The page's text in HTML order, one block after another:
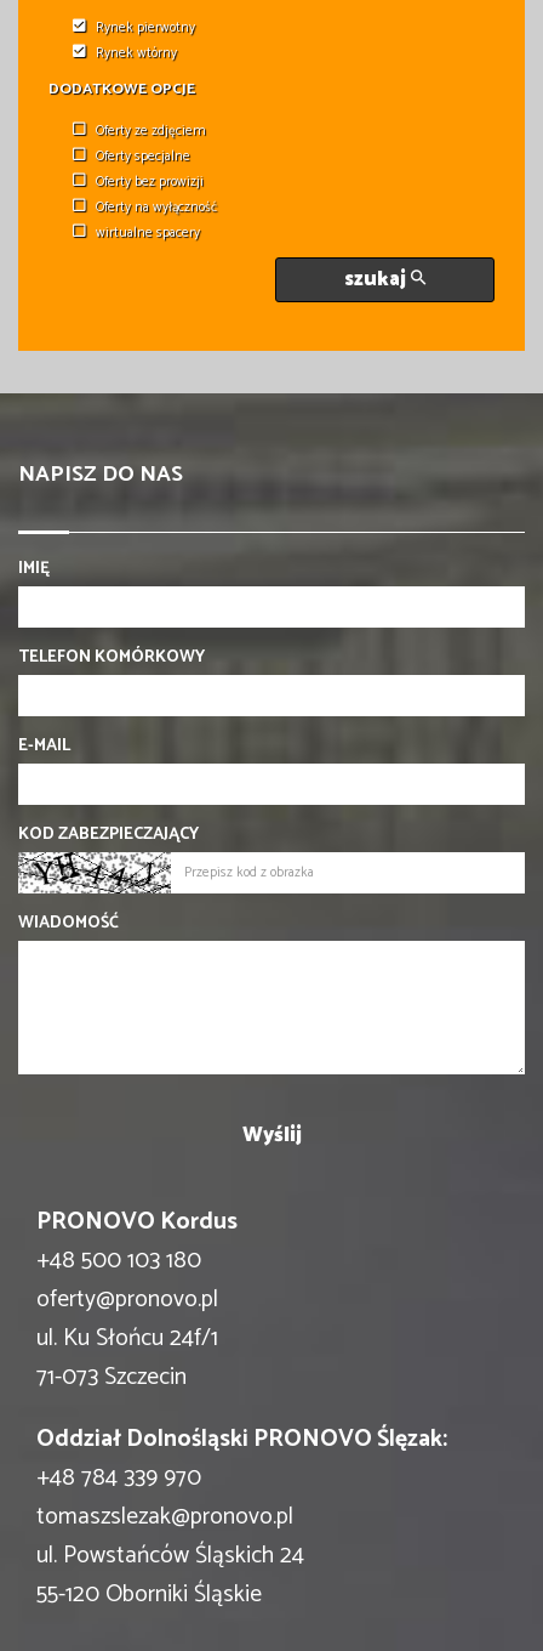
Rynek pierwotny
Rynek wtórny
DODATKOWE OPCJE
Oferty ze zdjęciem
Oferty specjalne
Oferty bez prowizji
Oferty na wyłączność
wirtualne spacery
szukaj
NAPISZ DO NAS
IMIĘ
TELEFON KOMÓRKOWY
E-MAIL
KOD ZABEZPIECZAJĄCY
WIADOMOŚĆ
PRONOVO Kordus
+48 500 103 180
oferty@pronovo.pl
ul. Ku Słońcu 24f/1
71-073 Szczecin
Oddział Dolnośląski PRONOVO Ślęzak:
+48 784 339 970
tomaszslezak@pronovo.pl
ul. Powstańców Śląskich 24
55-120 Oborniki Śląskie